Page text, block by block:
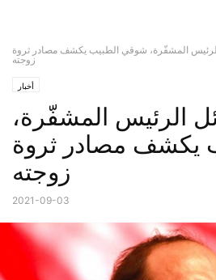
المشفّرة، شوقي الطبيب يكشف مصادر ثروة
زوجته
أخبار
الرئيس المشفّرة،
يكشف مصادر ثروة
زوجته
2021-09-03